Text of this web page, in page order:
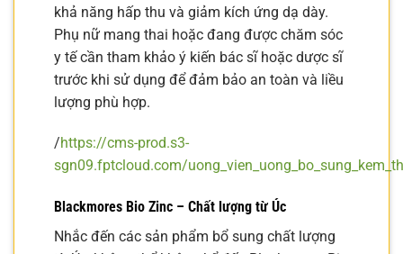
khả năng hấp thu và giảm kích ứng dạ dày.
Phụ nữ mang thai hoặc đang được chăm sóc
y tế cần tham khảo ý kiến bác sĩ hoặc dược sĩ
trước khi sử dụng để đảm bảo an toàn và liều
lượng phù hợp.
/https://cms-prod.s3-
sgn09.fptcloud.com/
Blackmores Bio Zinc – Chất lượng từ Úc
Nhắc đến các sản phẩm bổ sung chất lượng